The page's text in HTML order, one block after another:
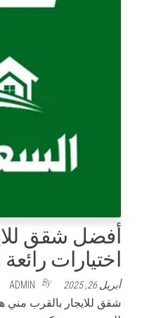
أفضل شقق
اختيارات
أبريل 26, 2025 By
ADMIN
شقق للايجار بالقرب